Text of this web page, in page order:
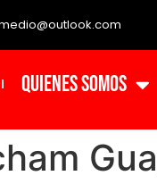
Quienes Somos